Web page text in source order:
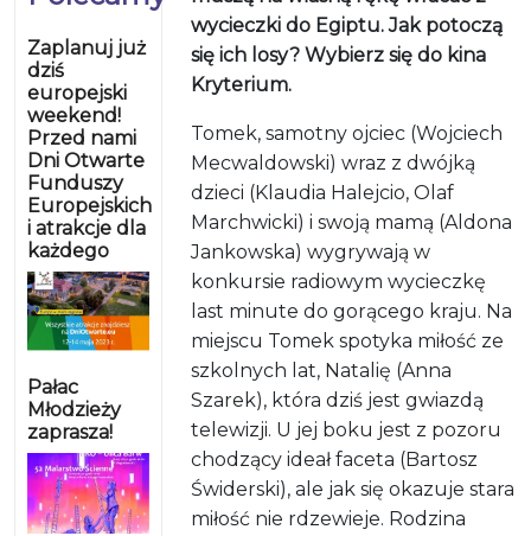
Zaplanuj już
dziś
europejski
weekend!
Przed nami
Dni Otwarte
Funduszy
Europejskich
i atrakcje dla
każdego
Pałac
Młodzieży
zaprasza!
wycieczki do Egiptu. Jak potoczą
się ich losy? Wybierz się do kina
Kryterium.
Tomek, samotny ojciec (Wojciech
Mecwaldowski) wraz z dwójką
dzieci (Klaudia Halejcio, Olaf
Marchwicki) i swoją mamą (Aldona
Jankowska) wygrywają w
konkursie radiowym wycieczkę
last minute do gorącego kraju. Na
miejscu Tomek spotyka miłość ze
szkolnych lat, Natalię (Anna
Szarek), która dziś jest gwiazdą
telewizji. U jej boku jest z pozoru
chodzący ideał faceta (Bartosz
Świderski), ale jak się okazuje stara
miłość nie rdzewieje. Rodzina